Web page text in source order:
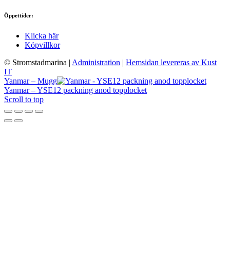
Öppettider:
Klicka här
Köpvillkor
© Stromstadmarina | Administration | Hemsidan levereras av Kust
IT
Yanmar – Mugg
Yanmar – YSE12 packning anod topplocket
Scroll to top